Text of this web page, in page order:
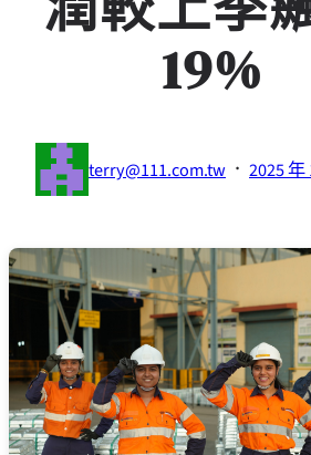
19%
terry@111.com.tw · 2025 年